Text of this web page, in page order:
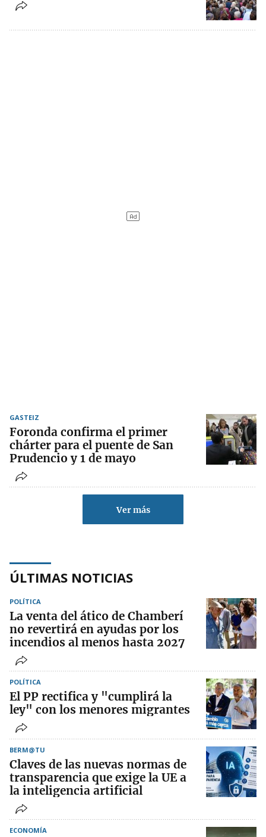
GASTEIZ
Foronda confirma el primer
chárter para el puente de San
Prudencio y 1 de mayo
Ver más
ÚLTIMAS NOTICIAS
POLÍTICA
La venta del ático de Chamberí
no revertirá en ayudas por los
incendios al menos hasta 2027
POLÍTICA
El PP rectifica y "cumplirá la
ley" con los menores migrantes
BERM@TU
Claves de las nuevas normas de
transparencia que exige la UE a
la inteligencia artificial
ECONOMÍA